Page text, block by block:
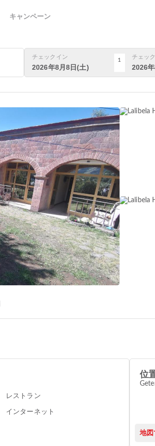
キャンペーン
チェックイン
2026年8月8日(土)
1 チェッ
2026
レストラン
インターネット
位
地